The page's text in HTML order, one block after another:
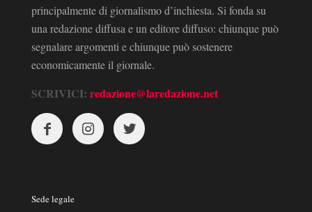
principalmente di giornalismo d’inchiesta. Si fonda su
una redazione diffusa e un editore diffuso: chiunque può
segnalare argomenti e chiunque può sostenere
economicamente il giornale.
SCRIVICI: redazione@laredazione.net
Sede legale